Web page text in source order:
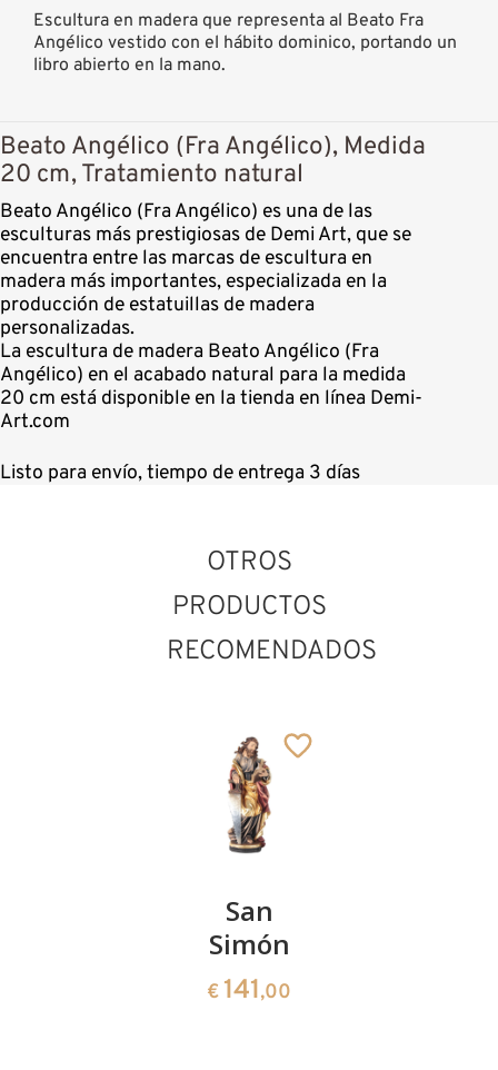
Escultura en madera que representa al Beato Fra
Angélico vestido con el hábito dominico, portando un
libro abierto en la mano.
Beato Angélico (Fra Angélico), Medida
20 cm, Tratamiento natural
Beato Angélico (Fra Angélico) es una de las
esculturas más prestigiosas de Demi Art, que se
encuentra entre las marcas de escultura en
madera más importantes, especializada en la
producción de estatuillas de madera
personalizadas.
La escultura de madera Beato Angélico (Fra
Angélico) en el acabado natural para la medida
20 cm está disponible en la tienda en línea Demi-
Art.com
Listo para envío, tiempo de entrega 3 días
OTROS
PRODUCTOS
RECOMENDADOS
San
Simón
€ 141,00